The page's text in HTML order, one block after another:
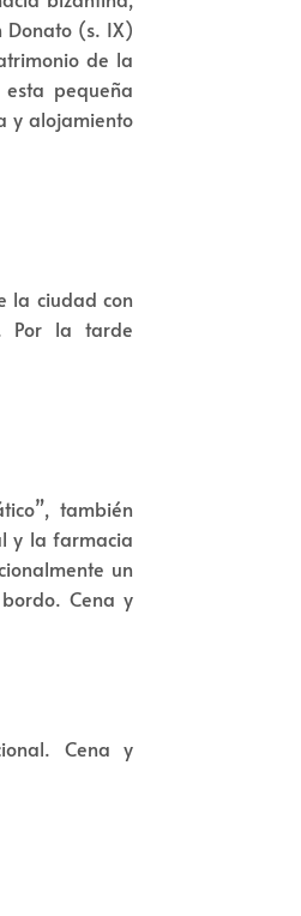
Donato (s. IX)
de la
pequeña
y alojamiento
la ciudad con
Por la tarde
también
y la farmacia
un
Cena y
Cena y